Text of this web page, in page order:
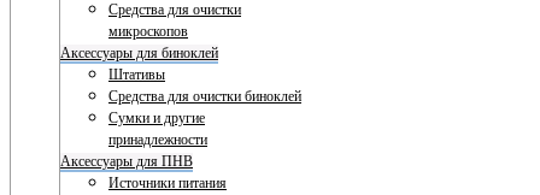
Средства для очистки
микроскопов
Аксессуары для биноклей
Штативы
Средства для очистки биноклей
Сумки и другие
принадлежности
Аксессуары для ПНВ
Источники питания